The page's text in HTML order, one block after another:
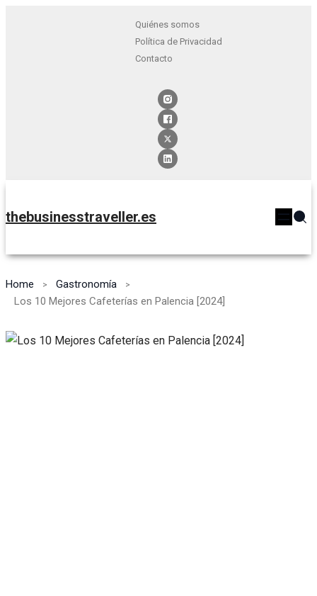
Quiénes somos
Política de Privacidad
Contacto
thebusinesstraveller.es
Home
Gastronomía
Los 10 Mejores Cafeterías en Palencia [2024]